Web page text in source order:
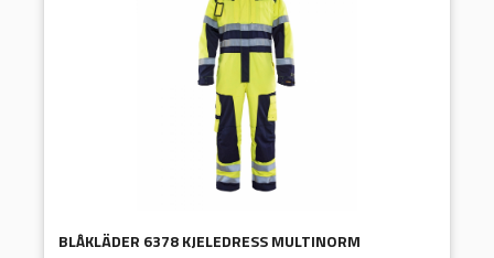
BLÅKLÄDER 6378 KJELEDRESS MULTINORM